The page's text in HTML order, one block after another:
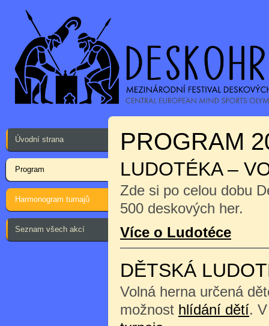
Úvodní strana
Program
Harmonogram turnajů
Seznam všech akcí
PROGRAM
LUDOTÉKA –
Zde si po celou dobu
500 deskových her.
Více o Ludotéce
DĚTSKÁ
Volná herna určená
možnost hlídání dětí.